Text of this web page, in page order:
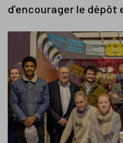
d’encourager le